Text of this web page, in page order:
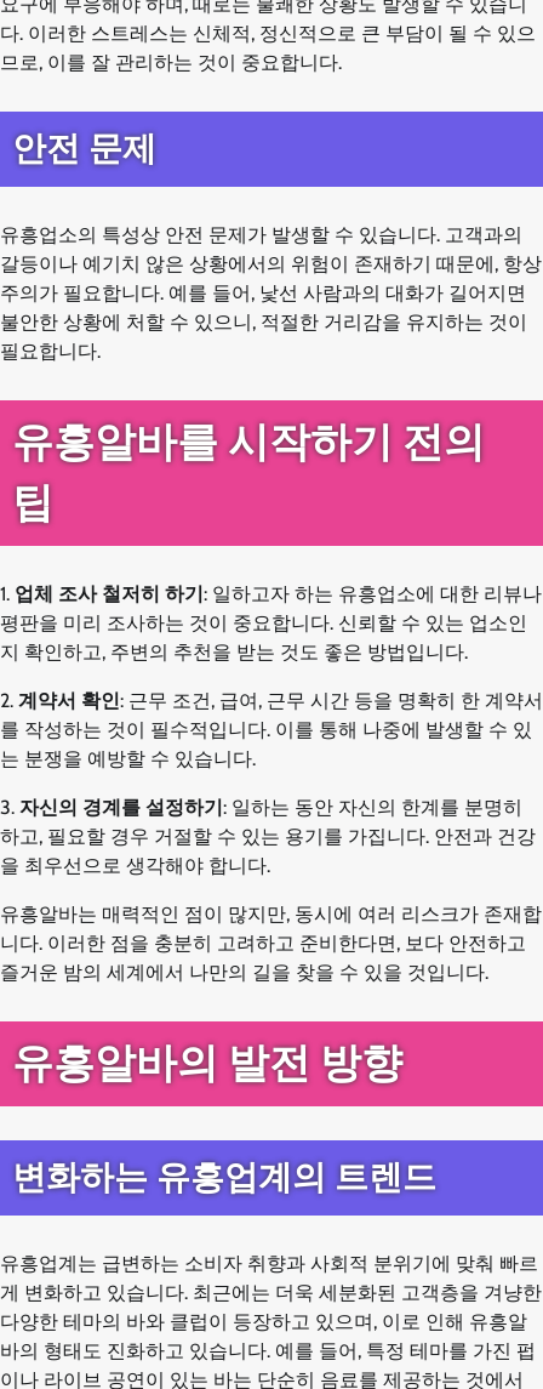
요구에 부응해야 하며, 때로는 불쾌한 상황도 발생할 수 있습니
다. 이러한 스트레스는 신체적, 정신적으로 큰 부담이 될 수 있으
므로, 이를 잘 관리하는 것이 중요합니다.
안전 문제
유흥업소의 특성상 안전 문제가 발생할 수 있습니다. 고객과의
갈등이나 예기치 않은 상황에서의 위험이 존재하기 때문에, 항상
주의가 필요합니다. 예를 들어, 낯선 사람과의 대화가 길어지면
불안한 상황에 처할 수 있으니, 적절한 거리감을 유지하는 것이
필요합니다.
유흥알바를 시작하기 전의
팁
1. 업체 조사 철저히 하기: 일하고자 하는 유흥업소에 대한 리뷰나
평판을 미리 조사하는 것이 중요합니다. 신뢰할 수 있는 업소인
지 확인하고, 주변의 추천을 받는 것도 좋은 방법입니다.
2. 계약서 확인: 근무 조건, 급여, 근무 시간 등을 명확히 한 계약서
를 작성하는 것이 필수적입니다. 이를 통해 나중에 발생할 수 있
는 분쟁을 예방할 수 있습니다.
3. 자신의 경계를 설정하기: 일하는 동안 자신의 한계를 분명히
하고, 필요할 경우 거절할 수 있는 용기를 가집니다. 안전과 건강
을 최우선으로 생각해야 합니다.
유흥알바는 매력적인 점이 많지만, 동시에 여러 리스크가 존재합
니다. 이러한 점을 충분히 고려하고 준비한다면, 보다 안전하고
즐거운 밤의 세계에서 나만의 길을 찾을 수 있을 것입니다.
유흥알바의 발전 방향
변화하는 유흥업계의 트렌드
유흥업계는 급변하는 소비자 취향과 사회적 분위기에 맞춰 빠르
게 변화하고 있습니다. 최근에는 더욱 세분화된 고객층을 겨냥한
다양한 테마의 바와 클럽이 등장하고 있으며, 이로 인해 유흥알
바의 형태도 진화하고 있습니다. 예를 들어, 특정 테마를 가진 펍
이나 라이브 공연이 있는 바는 단순히 음료를 제공하는 것에서